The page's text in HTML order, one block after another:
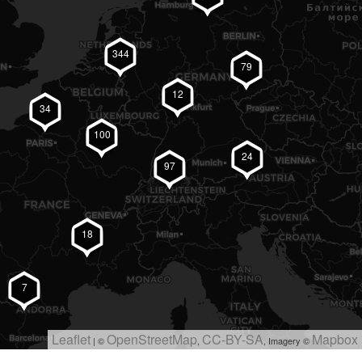
7
18
79
12
34
100
24
97
344
Leaflet | ©OpenStreetMap CC-BY-SA , Imagery © Mapbox
#BearDesign op Instagram